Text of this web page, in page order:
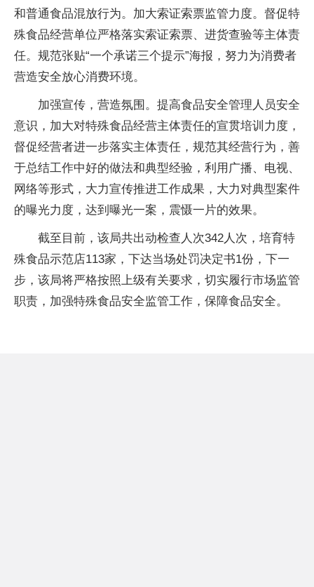
和普通食品混放行为。加大索证索票监管力度。督促特
殊食品经营单位严格落实索证索票、进货查验等主体责
任。规范张贴“一个承诺三个提示”海报，努力为消费者
营造安全放心消费环境。
加强宣传，营造氛围。提高食品安全管理人员安全
意识，加大对特殊食品经营主体责任的宣贯培训力度，
督促经营者进一步落实主体责任，规范其经营行为，善
于总结工作中好的做法和典型经验，利用广播、电视、
网络等形式，大力宣传推进工作成果，大力对典型案件
的曝光力度，达到曝光一案，震慑一片的效果。
截至目前，该局共出动检查人次342人次，培育特
殊食品示范店113家，下达当场处罚决定书1份，下一
步，该局将严格按照上级有关要求，切实履行市场监管
职责，加强特殊食品安全监管工作，保障食品安全。